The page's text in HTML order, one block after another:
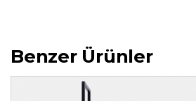
Benzer Ürünler